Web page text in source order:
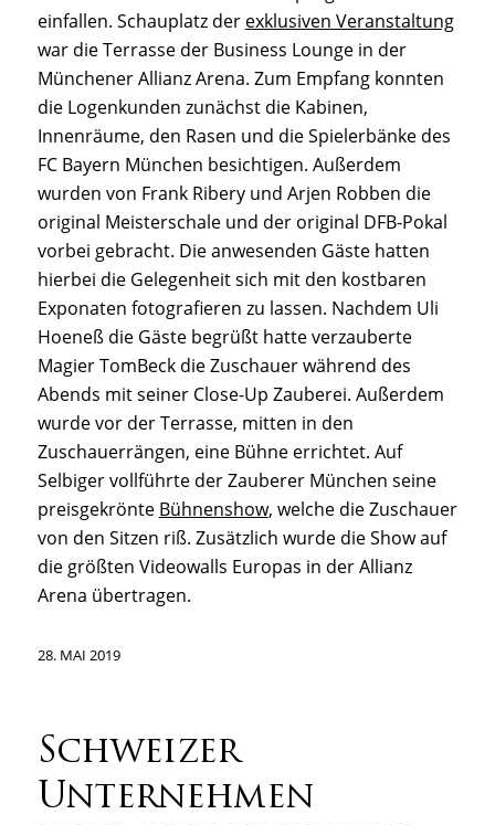
einfallen. Schauplatz der exklusiven Veranstaltung
war die Terrasse der Business Lounge in der
Münchener Allianz Arena. Zum Empfang konnten
die Logenkunden zunächst die Kabinen,
Innenräume, den Rasen und die Spielerbänke des
FC Bayern München besichtigen. Außerdem
wurden von Frank Ribery und Arjen Robben die
original Meisterschale und der original DFB-Pokal
vorbei gebracht. Die anwesenden Gäste hatten
hierbei die Gelegenheit sich mit den kostbaren
Exponaten fotografieren zu lassen. Nachdem Uli
Hoeneß die Gäste begrüßt hatte verzauberte
Magier TomBeck die Zuschauer während des
Abends mit seiner Close-Up Zauberei. Außerdem
wurde vor der Terrasse, mitten in den
Zuschauerrängen, eine Bühne errichtet. Auf
Selbiger vollführte der Zauberer München seine
preisgekrönte Bühnenshow, welche die Zuschauer
von den Sitzen riß. Zusätzlich wurde die Show auf
die größten Videowalls Europas in der Allianz
Arena übertragen.
28. MAI 2019
Schweizer
Unternehmen